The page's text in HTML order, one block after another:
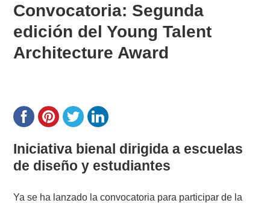
Convocatoria: Segunda
edición del Young Talent
Architecture Award
Iniciativa bienal dirigida a escuelas
de diseño y estudiantes
Ya se ha lanzado la convocatoria para participar de la